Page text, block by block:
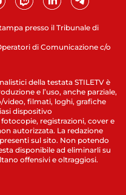
presso il Tribunale di
di Comunicazione c/o
della testata STILETV è
e l’uso, anche parziale,
filmati, loghi, grafiche
dispositivo
registrazioni, cover e
autorizzata. La redazione
sul sito. Non potendo
disponibile ad eliminarli su
offensivi e oltraggiosi.